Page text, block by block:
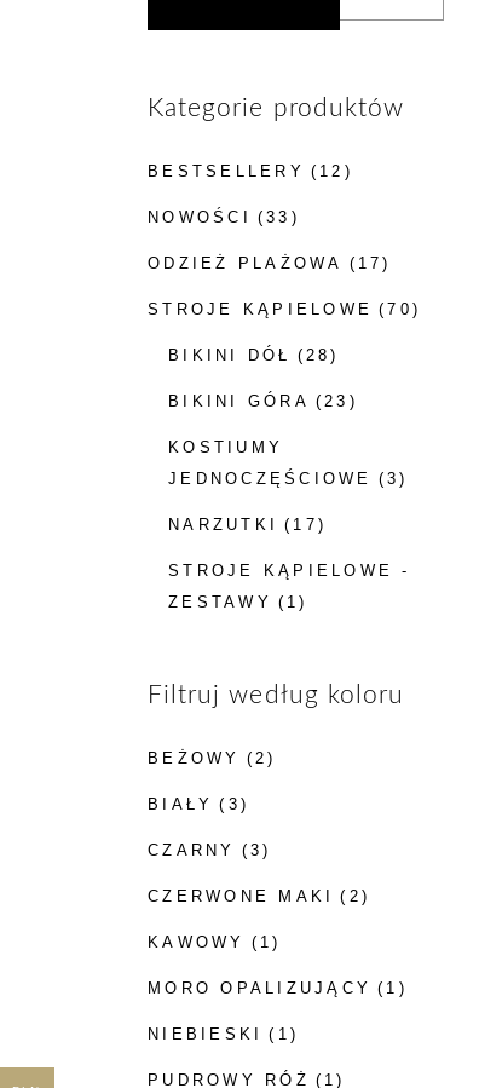
Kategorie produktów
BESTSELLERY (12)
NOWOŚCI (33)
ODZIEŻ PLAŻOWA (17)
STROJE KĄPIELOWE (70)
BIKINI DÓŁ (28)
BIKINI GÓRA (23)
KOSTIUMY
JEDNOCZĘŚCIOWE (3)
NARZUTKI (17)
STROJE KĄPIELOWE -
ZESTAWY (1)
Filtruj według koloru
BEŻOWY (2)
BIAŁY (3)
CZARNY (3)
CZERWONE MAKI (2)
KAWOWY (1)
MORO OPALIZUJĄCY (1)
NIEBIESKI (1)
PUDROWY RÓŻ (1)